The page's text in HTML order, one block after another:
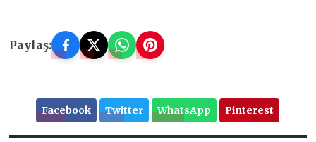
Paylaş:
Facebook Twitter WhatsApp Pinterest